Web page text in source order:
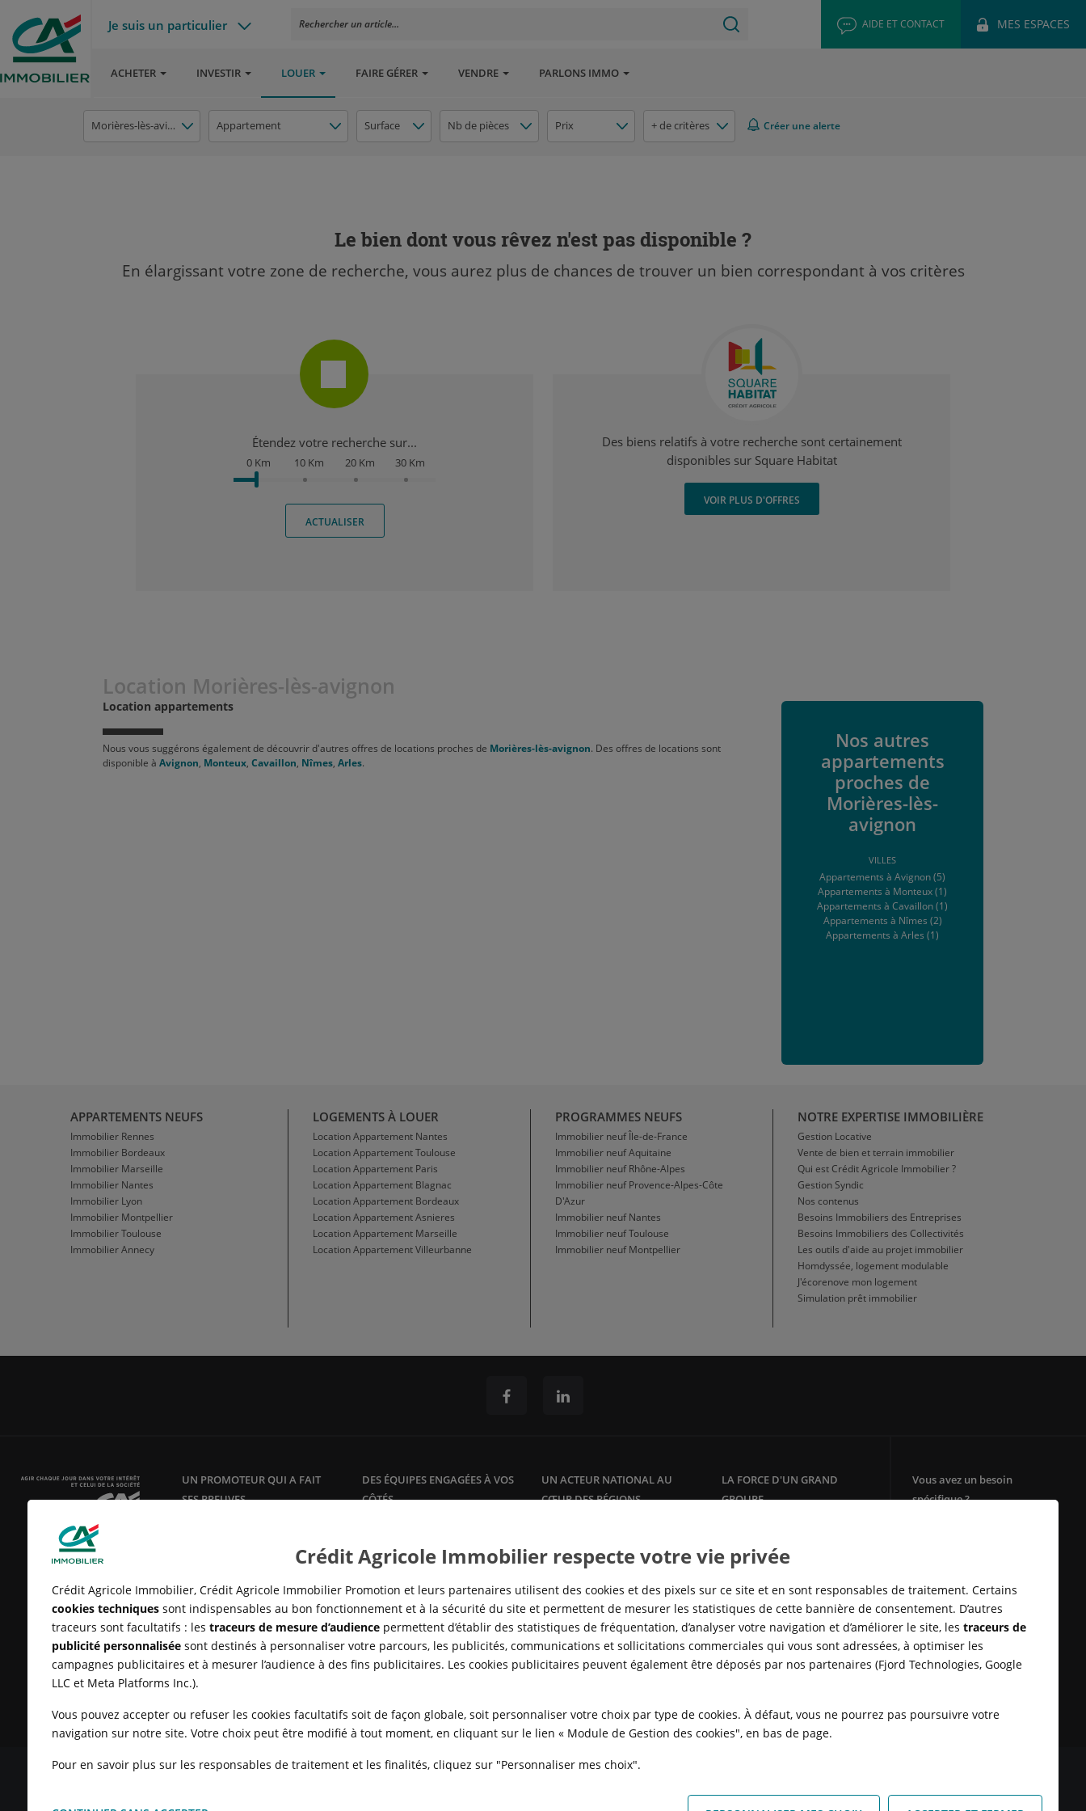
Je suis un particulier Rechercher un article... AIDE ET CONTACT MES ESPACES
ACHETER INVESTIR LOUER FAIRE GÉRER VENDRE PARLONS IMMO
Morières-lès-avignon Appartement Surface Nb de pièces Prix + de critères Créer une alerte
Le bien dont vous rêvez n'est pas disponible ?
En élargissant votre zone de recherche, vous aurez plus de chances de trouver un bien correspondant à vos critères
Étendez votre recherche sur...
0 Km 10 Km 20 Km 30 Km
ACTUALISER
Des biens relatifs à votre recherche sont certainement
disponibles sur Square Habitat
VOIR PLUS D'OFFRES
Location Morières-lès-avignon
Location appartements
Nous vous suggérons également de découvrir d'autres offres de locations proches de Morières-lès-avignon. Des offres de locations sont
disponible à Avignon, Monteux, Cavaillon, Nîmes, Arles.
Nos autres
appartements
proches de
Morières-lès-
avignon
VILLES
Appartements à Avignon (5)
Appartements à Monteux (1)
Appartements à Cavaillon (1)
Appartements à Nîmes (2)
Appartements à Arles (1)
APPARTEMENTS NEUFS
Immobilier Rennes
Immobilier Bordeaux
Immobilier Marseille
Immobilier Nantes
Immobilier Lyon
Immobilier Montpellier
Immobilier Toulouse
Immobilier Annecy
LOGEMENTS À LOUER
Location Appartement Nantes
Location Appartement Toulouse
Location Appartement Paris
Location Appartement Blagnac
Location Appartement Bordeaux
Location Appartement Asnieres
Location Appartement Marseille
Location Appartement Villeurbanne
PROGRAMMES NEUFS
Immobilier neuf Île-de-France
Immobilier neuf Aquitaine
Immobilier neuf Rhône-Alpes
Immobilier neuf Provence-Alpes-Côte
D'Azur
Immobilier neuf Nantes
Immobilier neuf Toulouse
Immobilier neuf Montpellier
NOTRE EXPERTISE IMMOBILIÈRE
Gestion Locative
Vente de bien et terrain immobilier
Qui est Crédit Agricole Immobilier ?
Gestion Syndic
Nos contenus
Besoins Immobiliers des Entreprises
Besoins Immobiliers des Collectivités
Les outils d'aide au projet immobilier
Homdyssée, logement modulable
J'écorenove mon logement
Simulation prêt immobilier
UN PROMOTEUR QUI A FAIT
SES PREUVES
vente de logements neufsdepuis
DES ÉQUIPES ENGAGÉES À VOS
CÔTÉS
ses clients propriétaires avec des
offres et services sur mesure :
gestion
locative, syndic de
copropriété,…
UN ACTEUR NATIONAL AU
CŒUR DES RÉGIONS
agglomérations, en adéquation
avec la réalité des marchés locaux
pour répondre à tous les besoins
en logement, de partout en
France.
LA FORCE D'UN GRAND
GROUPE
bénéficie de la solidité et de
l'ancrage territorial d'un des
leaders de la
banque
de proximité
en Europe.
Vous avez un besoin
spécifique ?
E-immobilier
Crédit Sofinco
Square Habitat : Location
logement
MENTIONS LÉGALES CONDITIONS GÉNÉRALES D'UTILISATION POLITIQUE DE CONFIDENTIALITÉ
MODULE DE GESTION DES COOKIES HONORAIRES TRANSACTION
HONORAIRES LOCATION
Crédit Agricole Immobilier respecte votre vie privée
Crédit Agricole Immobilier, Crédit Agricole Immobilier Promotion et leurs partenaires utilisent des cookies et des pixels sur ce site et en sont responsables de traitement. Certains
cookies techniquessont indispensables au bon fonctionnement et à la sécurité du site et permettent de mesurer les statistiques de cette bannière de consentement. D’autres
traceurs sont facultatifs : les traceurs de mesure d’audiencepermettent d’établir des statistiques de fréquentation, d’analyser votre navigation et d’améliorer le site, les traceurs de
publicité personnaliséesont destinés à personnaliser votre parcours, les publicités, communications et sollicitations commerciales qui vous sont adressées, à optimiser les
campagnes publicitaires et à mesurer l’audience à des fins publicitaires. Les cookies publicitaires peuvent également être déposés par nos partenaires (Fjord Technologies, Google
LLC et Meta Platforms Inc.).
Vous pouvez accepter ou refuser les cookies facultatifs soit de façon globale, soit personnaliser votre choix par type de cookies. À défaut, vous ne pourrez pas poursuivre votre
navigation sur notre site. Votre choix peut être modifié à tout moment, en cliquant sur le lien « Module de Gestion des cookies", en bas de page.
Pour en savoir plus sur les responsables de traitement et les finalités, cliquez sur "Personnaliser mes choix".